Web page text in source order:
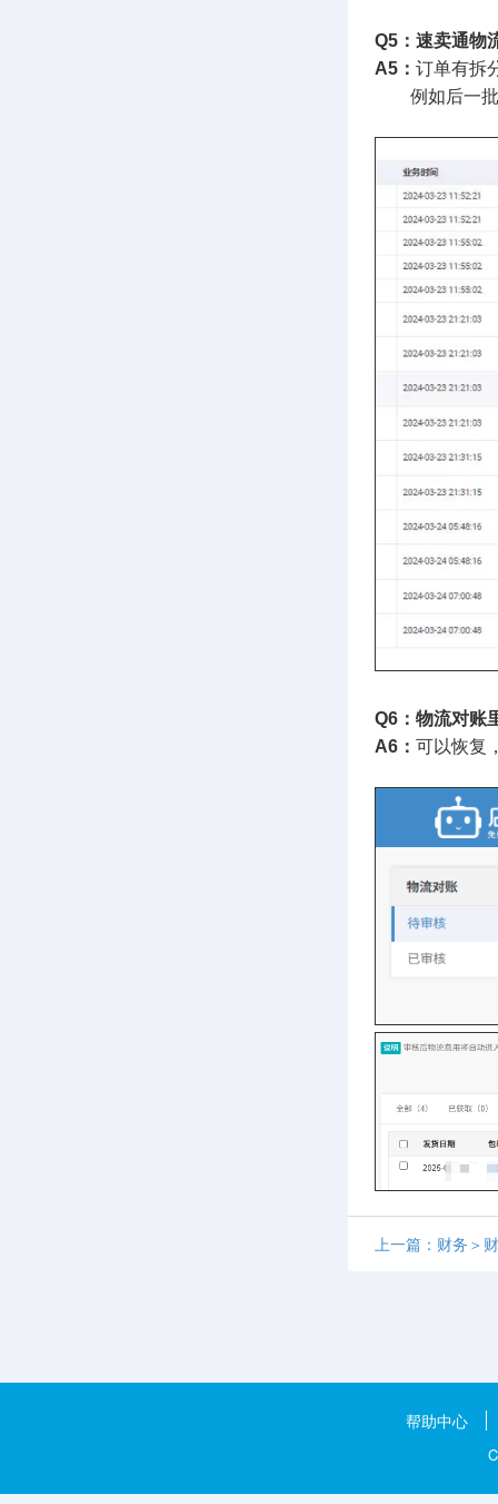
Q5：速卖通物
A5： 订单有拆
例如后一批
Q6：物流对账
A6： 可以恢复
上一篇：财务＞
帮助中心